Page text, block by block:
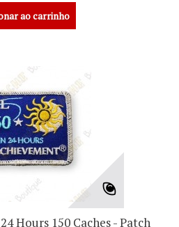
ao carrinho
Hours 150 Caches - Patch